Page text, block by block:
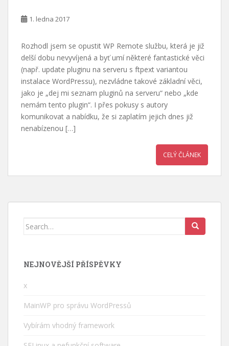
1. ledna 2017
Rozhodl jsem se opustit WP Remote službu, která je již
delší dobu nevyvíjená a byť umí některé fantastické věci
(např. update pluginu na serveru s ftpext variantou
instalace WordPressu), nezvládne takové základní věci,
jako je „dej mi seznam pluginů na serveru“ nebo „kde
nemám tento plugin“. I přes pokusy s autory
komunikovat a nabídku, že si zaplatím jejich dnes již
nenabízenou […]
CELÝ ČLÁNEK
Search
NEJNOVĚJŠÍ PŘÍSPĚVKY
x
MainWP pro správu WordPressů
Vybírám vhodný framework